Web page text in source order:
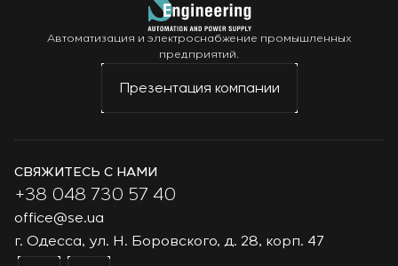
Автоматизация и электроснабжение промышленных
предприятий.
Презентация компании
СВЯЖИТЕСЬ С НАМИ
+38 048 730 57 40
office@se.ua
г. Одесса, ул. Н. Боровского, д. 28, корп. 47